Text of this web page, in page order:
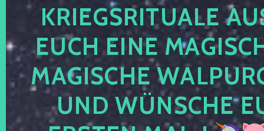
KRIEGSRITUALE
EUCH EINE
MAGISCHE
UND WÜNSCHE